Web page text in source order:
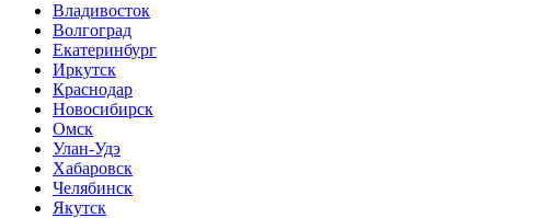
Владивосток
Волгоград
Екатеринбург
Иркутск
Краснодар
Новосибирск
Омск
Улан-Удэ
Хабаровск
Челябинск
Якутск